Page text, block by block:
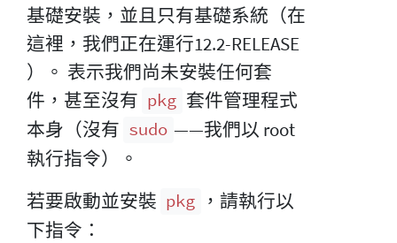
基礎安裝，並且只有基礎系統（在
這裡，我們正在運行12.2-RELEASE
）。 表示我們尚未安裝任何套
件，甚至沒有 pkg 套件管理程式
本身（沒有 sudo ——我們以 root
執行指令）。
若要啟動並安裝 pkg
，請執行以
下指令：